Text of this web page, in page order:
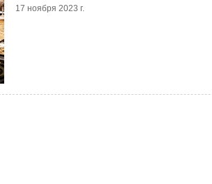
17 ноября 2023 г.